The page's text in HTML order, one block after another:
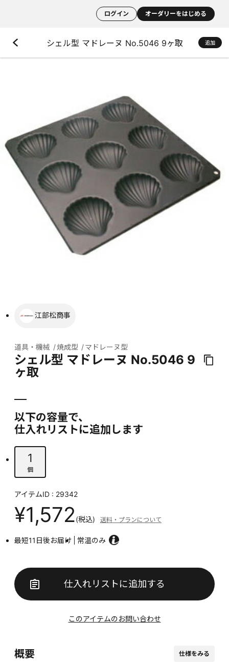
ログイン オーダリーをはじめる
シェル型 マドレーヌ No.5046 9ヶ取 追加
江部松商事
道具・機械 焼成型 マドレーヌ型
シェル型 マドレーヌ No.5046 9
ヶ取
以下の容量で、
仕入れリストに追加します
1
個
アイテムID : 29342
¥1,572(税込) 送料・プランについて
最短11日後お届け 常温のみ
仕入れリストに追加する
このアイテムのお問い合わせ
概要 仕様をみる